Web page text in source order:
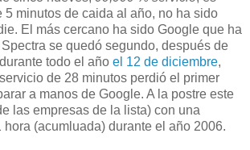
5 minutos de caida al año, no ha sido
El más cercano ha sido Google que ha
se quedó segundo, después de
todo el año el 12 de diciembre,
de 28 minutos perdió el primer
a manos de Google. A la postre este
las empresas de la lista) con una
hora (acumluada) durante el año 2006.